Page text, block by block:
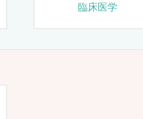
臨床医学